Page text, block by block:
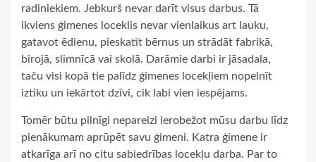
radiniekiem. Jebkurš nevar darīt visus darbus. Tā
ikviens ģimenes loceklis nevar vienlaikus art lauku,
gatavot ēdienu, pieskatīt bērnus un strādāt fabrikā,
birojā, slimnīcā vai skolā. Darāmie darbi ir jāsadala,
taču visi kopā tie palīdz ģimenes locekļiem nopelnīt
iztiku un iekārtot dzīvi, cik labi vien iespējams.
Tomēr būtu pilnīgi nepareizi ierobežot mūsu darbu līdz
pienākumam aprūpēt savu ģimeni. Katra ģimene ir
atkarīga arī no citu sabiedrības locekļu darba. Par to